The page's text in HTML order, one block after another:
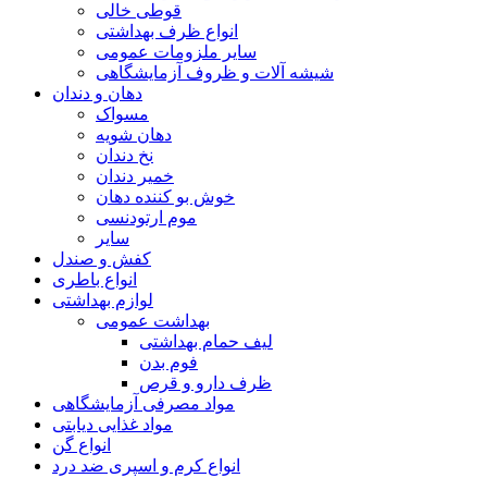
قوطی خالی
انواع ظرف بهداشتی
سایر ملزومات عمومی
شیشه آلات و ظروف آزمایشگاهی
دهان و دندان
مسواک
دهان شویه
نخ دندان
خمیر دندان
خوش بو کننده دهان
موم ارتودنسی
سایر
کفش و صندل
انواع باطری
لوازم بهداشتی
بهداشت عمومی
لیف حمام بهداشتی
فوم بدن
ظرف دارو و قرص
مواد مصرفی آزمایشگاهی
مواد غذایی دیابتی
انواع گن
انواع کرم و اسپری ضد درد